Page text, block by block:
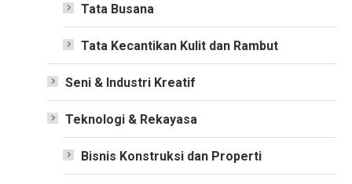
Tata Busana
Tata Kecantikan Kulit dan Rambut
Seni & Industri Kreatif
Teknologi & Rekayasa
Bisnis Konstruksi dan Properti